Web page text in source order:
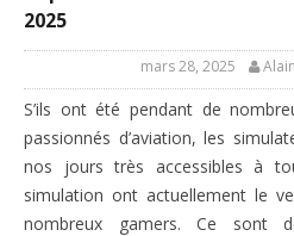
2025
mars 28, 2025
S’ils ont été pendant de
passionnés d’aviation, les
nos jours très accessibles à
simulation ont actuellement le
nombreux gamers. Ce sont